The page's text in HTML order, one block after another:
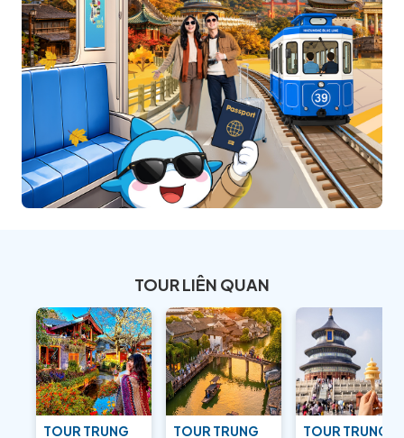
TOUR LIÊN QUAN
TOUR TRUNG
TOUR TRUNG
TOUR TRUNG